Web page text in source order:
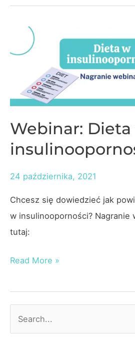
dniowy
niskim
ŁG
Webinar:
24 października, 2021
Chcesz się dowiedzieć jak
w insulinooporności? Nagranie
tutaj:
Webinar:
w
insulinooporności
Read More »